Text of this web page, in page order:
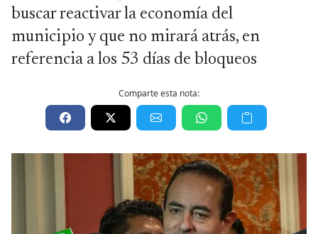
buscar reactivar la economía del
municipio y que no mirará atrás, en
referencia a los 53 días de bloqueos
Comparte esta nota: